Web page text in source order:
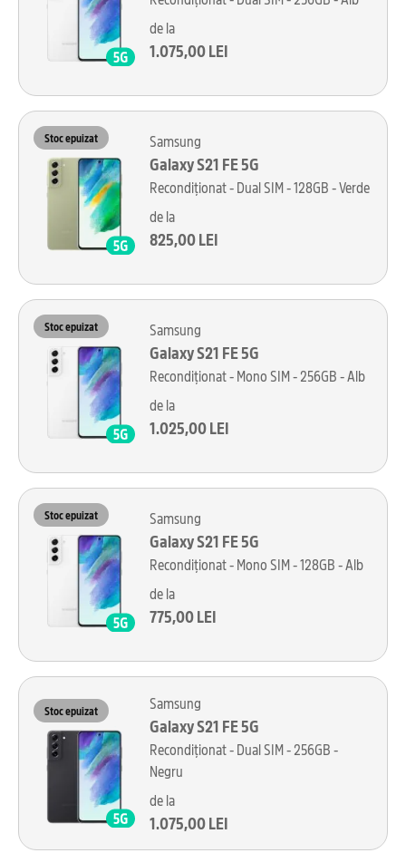
de la
1.075,00 LEI
Stoc epuizat Samsung
Galaxy S21 FE 5G
Recondiționat - Dual SIM - 128GB - Verde
de la
825,00 LEI
Stoc epuizat Samsung
Galaxy S21 FE 5G
Recondiționat - Mono SIM - 256GB - Alb
de la
1.025,00 LEI
Stoc epuizat Samsung
Galaxy S21 FE 5G
Recondiționat - Mono SIM - 128GB - Alb
de la
775,00 LEI
Stoc epuizat Samsung
Galaxy S21 FE 5G
Recondiționat - Dual SIM - 256GB -
Negru
de la
1.075,00 LEI